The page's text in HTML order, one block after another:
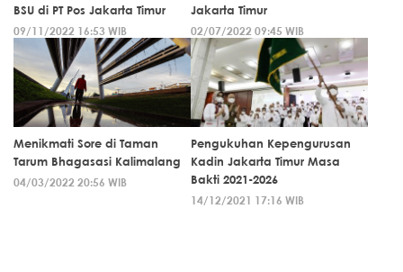
BSU di PT Pos Jakarta Timur
09/11/2022 16:53 WIB
Jakarta Timur
02/07/2022 09:45 WIB
Menikmati Sore di Taman
Tarum Bhagasasi Kalimalang
04/03/2022 20:56 WIB
Pengukuhan Kepengurusan
Kadin Jakarta Timur Masa
Bakti 2021-2026
14/12/2021 17:16 WIB